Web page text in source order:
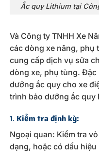
Ắc quy Lithium tại
Và Công ty TNHH Xe
các dòng xe nâng, phụ
cung cấp dịch vụ sửa
dòng xe, phụ tùng. Đặc
dưỡng ắc quy cho xe
trình bảo dưỡng ắc quy
1. Kiểm tra định kỳ:
Ngoại quan: Kiểm tra
dạng, hoặc có dấu